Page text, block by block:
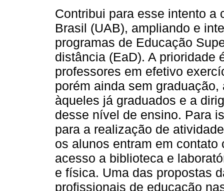
Contribui para esse intento a
Brasil (UAB), ampliando e
programas de Educação
distância (EaD). A prioridade
professores em efetivo
porém ainda sem
àqueles já graduados e a
desse nível de ensino. Para
para a realização de
os alunos entram em
acesso a biblioteca e
e física. Uma das propostas
profissionais de educação